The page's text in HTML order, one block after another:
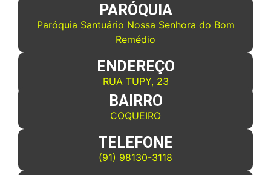
PARÓQUIA
Paróquia Santuário Nossa Senhora do Bom
Remédio
ENDEREÇO
RUA TUPY, 23
BAIRRO
COQUEIRO
TELEFONE
(91) 98130-3118